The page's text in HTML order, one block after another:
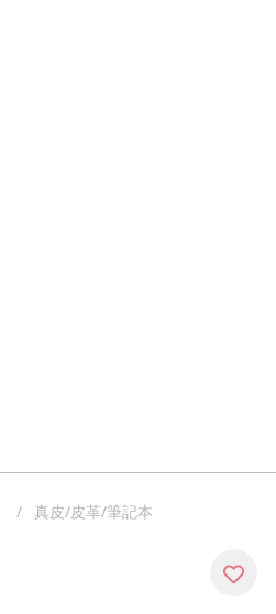
真皮/皮革/筆記本